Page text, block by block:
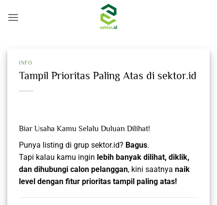
INFO
Tampil Prioritas Paling Atas di sektor.id
Biar Usaha Kamu Selalu Duluan Dilihat!
Punya listing di grup sektor.id? Bagus.
Tapi kalau kamu ingin lebih banyak dilihat, diklik,
dan dihubungi calon pelanggan, kini saatnya naik
level dengan fitur prioritas tampil paling atas!